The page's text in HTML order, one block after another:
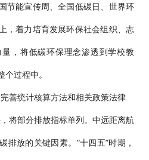
节能宣传周、全国低碳日、世界环
，着力培育发展环保社会组织、志
，将低碳环保理念渗透到学校教
过程中。
完善统计核算方法和相关政策法律
将部分排放指标单列。中远距离航
排放的关键因素。“十四五”时期，